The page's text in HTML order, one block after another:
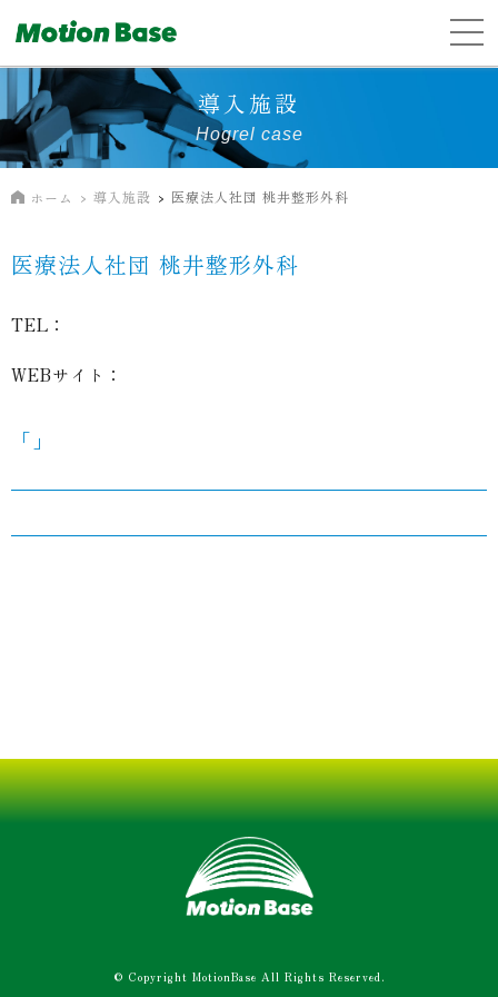
導入施設
Hogrel case
ホーム 導入施設 医療法人社団 桃井整形外科
医療法人社団 桃井整形外科
TEL：
WEBサイト：
「」
© Copyright MotionBase All Rights Reserved.